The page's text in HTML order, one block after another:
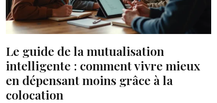
Le guide de la mutualisation
intelligente : comment vivre mieux
en dépensant moins grâce à la
colocation